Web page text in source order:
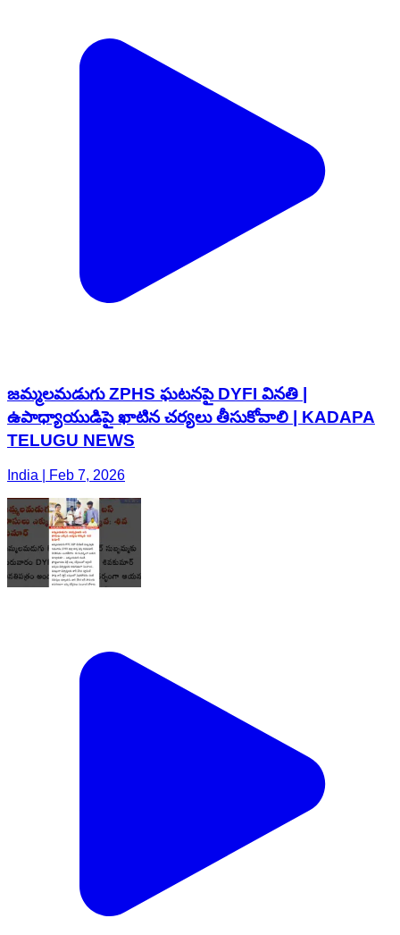
జమ్మలమడుగు ZPHS ఘటనపై DYFI వినతి |
ఉపాధ్యాయుడిపై ఖాటిన చర్యలు తీసుకోవాలి | KADAPA
TELUGU NEWS
India | Feb 7, 2026